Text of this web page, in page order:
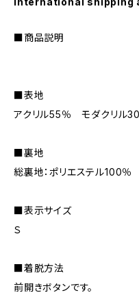
■商品説明
■表地
アクリル55％ モダクリル
■裏地
総裏地：ポリエステル100％
■表示サイズ
Ｓ
■着脱方法
前開きボタンです。